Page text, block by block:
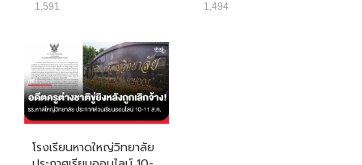
1,591
1,494
โรงเรียนหาดใหญ่วิทยาลัย